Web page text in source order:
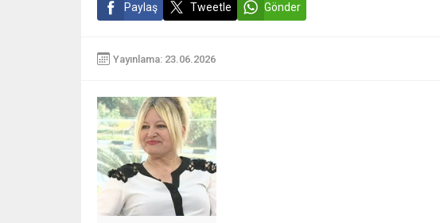
Paylaş Tweetle Gönder
Yayınlama: 23.06.2026